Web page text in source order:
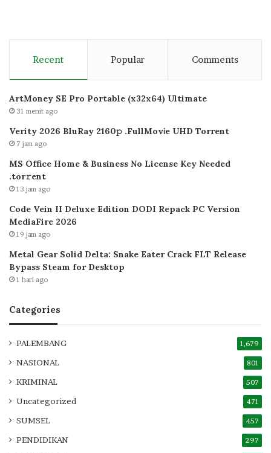
Recent Popular Comments
ArtMoney SE Pro Portable (x32x64) Ultimate
31 menit ago
Verity 2026 BluRay 2160𝚙 .FullMov𝗂e UHD Torrent
7 jam ago
MS Office Home & Business No License Key Needed
.tоr𝚛еnt
13 jam ago
Code Vein II Deluxe Edition DODI Repack PC Version
MediaFire 2026
19 jam ago
Metal Gear Solid Delta: Snake Eater Crack FLT Release
Bypass Steam for Desktop
1 hari ago
Categories
PALEMBANG 1,679
NASIONAL 801
KRIMINAL 507
Uncategorized 471
SUMSEL 457
PENDIDIKAN 297